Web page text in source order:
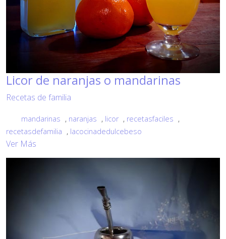
Licor de naranjas o mandarinas
Recetas de familia
mandarinas , naranjas , licor , recetasfaciles ,
recetasdefamilia , lacocinadedulcebeso
Ver Más